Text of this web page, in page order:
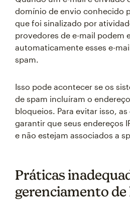
domínio de envio conhecido
que foi sinalizado por
provedores de e-mail podem
automaticamente esses e-
spam.
Isso pode acontecer se os
de spam incluíram o
bloqueios. Para evitar isso,
garantir que seus endereços
e não estejam associados a
Práticas
gerenciamento de